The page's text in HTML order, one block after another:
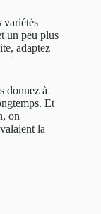
variétés
un peu plus
adaptez
donnez à
Et
on
la